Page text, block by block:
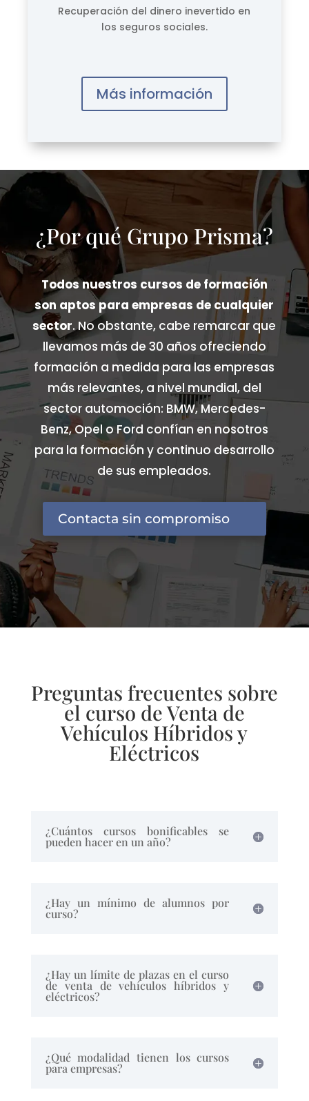
Recuperación del dinero inevertido en
los seguros sociales.
Más información
¿Por qué Grupo Prisma?
Todos nuestros cursos de formación
son aptos para empresas de cualquier
sector. No obstante, cabe remarcar que
llevamos más de 30 años ofreciendo
formación a medida para las empresas
más relevantes, a nivel mundial, del
sector automoción: BMW, Mercedes-
Benz, Opel o Ford confían en nosotros
para la formación y continuo desarrollo
de sus empleados.
Contacta sin compromiso
Preguntas frecuentes sobre
el curso de Venta de
Vehículos Híbridos y
Eléctricos
¿Cuántos cursos bonificables se
pueden hacer en un año?
¿Hay un mínimo de alumnos por
curso?
¿Hay un límite de plazas en el curso
de venta de vehículos híbridos y
eléctricos?
¿Qué modalidad tienen los cursos
para empresas?